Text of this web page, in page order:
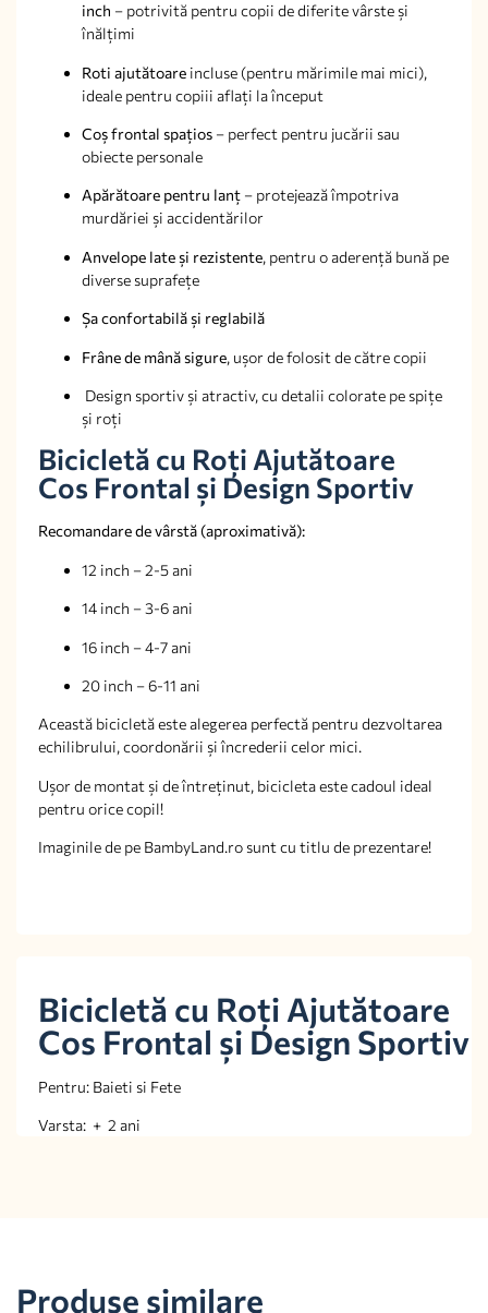
inch – potrivită pentru copii de diferite vârste și
înălțimi
Roti ajutătoare incluse (pentru mărimile mai mici),
ideale pentru copiii aflați la început
Coș frontal spațios – perfect pentru jucării sau
obiecte personale
Apărătoare pentru lanț – protejează împotriva
murdăriei și accidentărilor
Anvelope late și rezistente, pentru o aderență bună pe
diverse suprafețe
Șa confortabilă și reglabilă
Frâne de mână sigure, ușor de folosit de către copii
Design sportiv și atractiv, cu detalii colorate pe spițe
și roți
Bicicletă cu Roți Ajutătoare
Cos Frontal și Design Sportiv
Recomandare de vârstă (aproximativă):
12 inch – 2-5 ani
14 inch – 3-6 ani
16 inch – 4-7 ani
20 inch – 6-11 ani
Această bicicletă este alegerea perfectă pentru dezvoltarea
echilibrului, coordonării și încrederii celor mici.
Ușor de montat și de întreținut, bicicleta este cadoul ideal
pentru orice copil!
Imaginile de pe BambyLand.ro sunt cu titlu de prezentare!
Bicicletă cu Roți Ajutătoare
Cos Frontal și Design Sportiv
Pentru: Baieti si Fete
Varsta: + 2 ani
Produse similare